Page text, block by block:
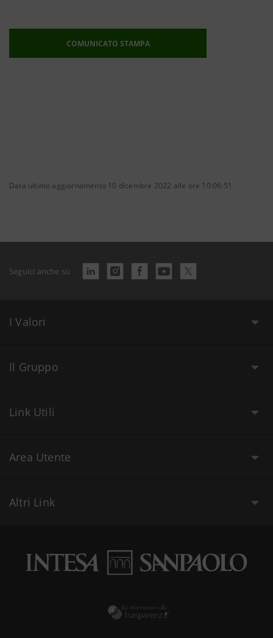
COMUNICATO STAMPA
Data ultimo aggiornamento 10 dicembre 2022 alle ore 10:06:51
Seguici anche su
I Valori
Il Gruppo
Link Utili
Area Utente
Altri Link